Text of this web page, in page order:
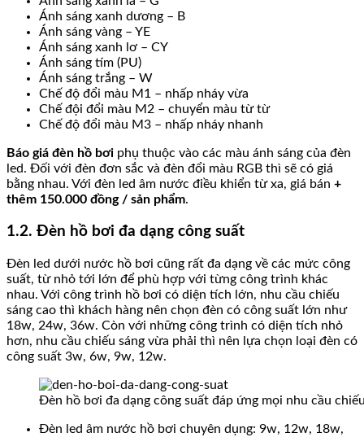
Ánh sáng xanh dương – B
Ánh sáng vàng – YE
Ánh sáng xanh lơ – CY
Ánh sáng tím (PU)
Ánh sáng trắng – W
Chế độ đổi màu M1 – nhấp nháy vừa
Chế đội đổi màu M2 – chuyển màu từ từ
Chế độ đổi màu M3 – nhấp nháy nhanh
Báo giá đèn hồ bơi phụ thuộc vào các màu ánh sáng của đèn
led. Đối với đèn đơn sắc và đèn đổi màu RGB thì sẽ có giá
bằng nhau. Với đèn led âm nước điều khiển từ xa, giá bán +
thêm 150.000 đồng / sản phẩm.
1.2. Đèn hồ bơi đa dạng công suất
Đèn led dưới nước hồ bơi cũng rất đa dạng về các mức công
suất, từ nhỏ tới lớn để phù hợp với từng công trình khác
nhau. Với công trình hồ bơi có diện tích lớn, nhu cầu chiếu
sáng cao thì khách hàng nên chọn đèn có công suất lớn như
18w, 24w, 36w. Còn với những công trình có diện tích nhỏ
hơn, nhu cầu chiếu sáng vừa phải thì nên lựa chọn loại đèn có
công suất 3w, 6w, 9w, 12w.
Đèn hồ bơi đa dạng công suất đáp ứng mọi nhu cầu
Đèn led âm nước hồ bơi chuyên dụng: 9w, 12w, 18w,